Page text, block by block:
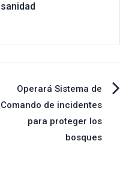
sanidad
Operará Sistema de
Comando de incidentes
para proteger los
bosques